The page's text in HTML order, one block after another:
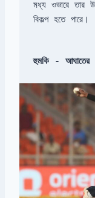
মধ্য ওভারে তার
বিকল্প হতে পারে।
হুমকি - আঘাতের